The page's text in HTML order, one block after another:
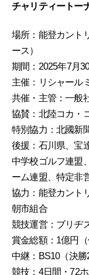
チャリティートー
場所：能登カント
ース）
期間：2025年7月
主催：リシャール
共催・主管：一般
協賛：北陸コカ・
特別協力：北國新
後援：石川県、宝
中学校ゴルフ連盟
ーム連盟、特定非
協力：能登カント
朝市組合
競技運営：ブリヂ
賞金総額：1億円（
中継：BS10（決勝
競技：4日間・72